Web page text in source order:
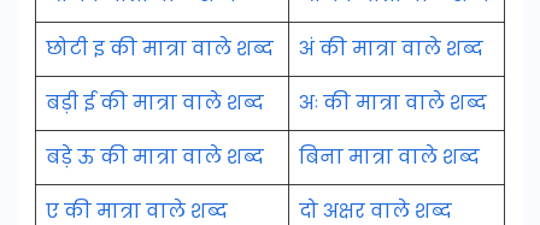
छोटी इ की मात्रा वाले शब्द
अं की मात्रा वाले शब्द
बड़ी ई की मात्रा वाले शब्द
अः की मात्रा वाले शब्द
बड़े ऊ की मात्रा वाले शब्द
बिना मात्रा वाले शब्द
ए की मात्रा वाले शब्द
दो अक्षर वाले शब्द